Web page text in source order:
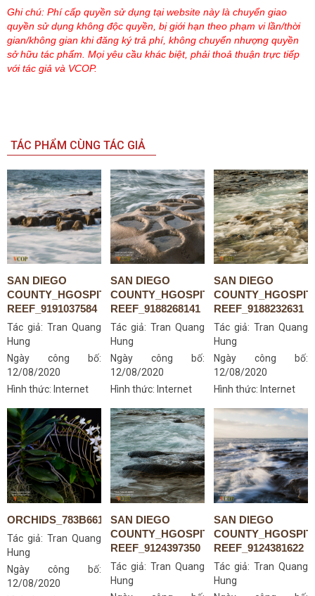
Ghi chú: Phí cấp quyền sử dụng tại website này là chuyển giao
quyền sử dụng không độc quyền, bị giới hạn theo phạm vi lần/thời
gian/không gian khi đăng ký trả phí, không chuyển nhượng quyền
sở hữu tác phẩm. Mọi yêu cầu khác biệt, phải thoả thuận trực tiếp
với tác giả và VCOP.
TÁC PHẨM CÙNG TÁC GIẢ
SAN DIEGO
COUNTY_HGOSPITAL-
REEF_9191037584
Tác giả:Tran Quang
Hung
Ngày công bố:
12/08/2020
Hình thức: Internet
SAN DIEGO
COUNTY_HGOSPITAL-
REEF_9188268141
Tác giả: Tran Quang
Hung
Ngày công bố:
12/08/2020
Hình thức: Internet
SAN DIEGO
REEF_9188232631
Tác giả: Tran Quang
Hung
Ngày công bố:
12/08/2020
Hình thức: Internet
ORCHIDS_783B6618S
Tác giả:Tran Quang
Hung
Ngày công bố:
12/08/2020
SAN DIEGO
COUNTY_HGOSPITAL-
REEF_9124397350
Tác giả: Tran Quang
Hung
SAN DIEGO
REEF_9124381622
Tác giả: Tran Quang
Hung